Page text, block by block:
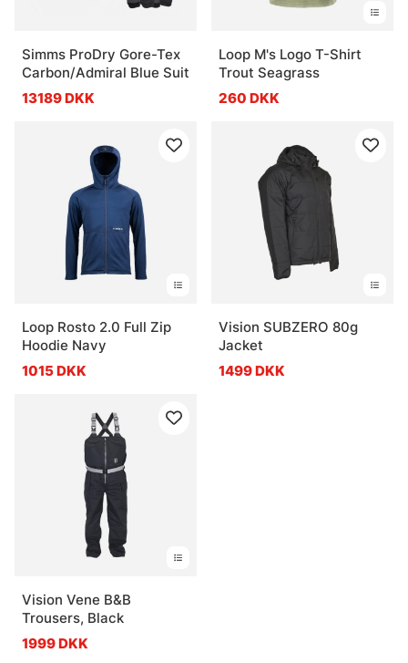
Simms ProDry Gore-Tex
Carbon/Admiral Blue Suit
13189 DKK
Loop M's Logo T-Shirt
Trout Seagrass
260 DKK
Loop Rosto 2.0 Full Zip
Hoodie Navy
1015 DKK
Vision SUBZERO 80g
Jacket
1499 DKK
Vision Vene B&B
Trousers, Black
1999 DKK